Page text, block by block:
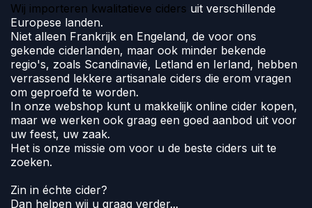
Wij importeren kwalitatieve ciders uit verschillende
Europese landen.
Niet alleen Frankrijk en Engeland, de voor ons
gekende ciderlanden, maar ook minder bekende
regio's, zoals Scandinavië, Letland en Ierland, hebben
verrassend lekkere artisanale ciders die erom vragen
om geproefd te worden.
In onze webshop kunt u makkelijk online cider kopen,
maar we werken ook graag een goed aanbod uit voor
uw feest, uw zaak.
Het is onze missie om voor u de beste ciders uit te
zoeken.
Zin in échte cider?
Dan helpen wij u graag verder...